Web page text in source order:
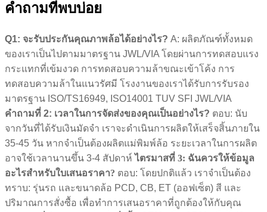
คำถามที่พบบ่อย
Q1: จะรับประกันคุณภาพล้อได้อย่างไร? A: ผลิตภัณฑ์ทั้งหมด
ของเราเป็นไปตามมาตรฐาน JWL/VIA โดยผ่านการทดสอบแรง
กระแทกที่เข้มงวด การทดสอบความล้าขณะเข้าโค้ง การ
ทดสอบความล้าในแนวรัศมี โรงงานของเราได้รับการรับรอง
มาตรฐาน ISO/TS16949, ISO14001 TUV SFI JWL/VIA
คำถามที่ 2: เวลาในการจัดส่งของคุณเป็นอย่างไร? ตอบ: นับ
จากวันที่ได้รับเงินมัดจำ เราจะดำเนินการผลิตให้เสร็จสิ้นภายใน
35-45 วัน หากจำเป็นต้องผลิตแม่พิมพ์ล้อ ระยะเวลาในการผลิต
อาจใช้เวลานานขึ้น 3-4 สัปดาห์ ไตรมาสที่ 3: ฉันควรให้ข้อมูล
อะไรสำหรับใบเสนอราคา? ตอบ: โดยปกติแล้ว เราจำเป็นต้อง
ทราบ: รุ่นรถ และขนาดล้อ PCD, CB, ET (ออฟเซ็ต) สี และ
ปริมาณการสั่งซื้อ เพื่อทำการเสนอราคาที่ถูกต้องให้กับคุณ